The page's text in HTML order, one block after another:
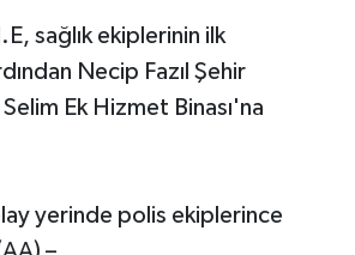
sağlık ekiplerinin ilk
Necip Fazıl Şehir
Ek Hizmet Binası'na
yerinde polis ekiplerince